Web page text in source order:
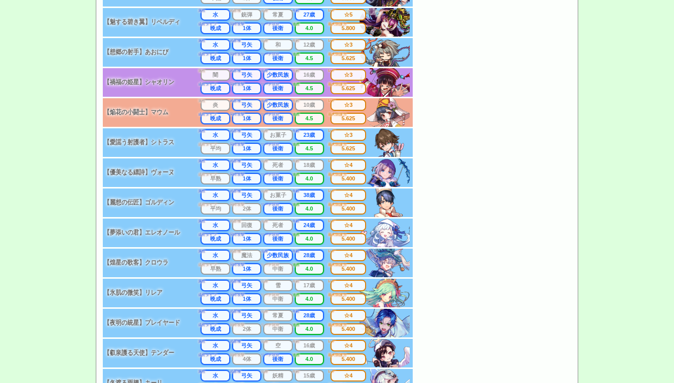
【魅する碧き翼】リベルディ
属性
水
武器種
銃弾
出身
常夏
年齢
27歳
成長タイプ
晩成
同時攻撃
1体
リーチ区分
後衛
連携
4.0
レア
☆5
最大防護力
5.800
【想郷の射手】あおにび
属性
水
武器種
弓矢
出身
和
年齢
12歳
成長タイプ
晩成
同時攻撃
1体
リーチ区分
後衛
連携
4.5
レア
☆3
最大防護力
5.625
【禍福の姫星】シャオリン
属性
闇
武器種
弓矢
出身
少数民族
年齢
16歳
成長タイプ
晩成
同時攻撃
1体
リーチ区分
後衛
連携
4.5
レア
☆3
最大防護力
5.625
【焔花の小闘士】マウム
属性
炎
武器種
弓矢
出身
少数民族
年齢
10歳
成長タイプ
晩成
同時攻撃
1体
リーチ区分
後衛
連携
4.5
レア
☆3
最大防護力
5.625
【愛謡う射護者】シトラス
属性
水
武器種
弓矢
出身
お菓子
年齢
23歳
成長タイプ
平均
同時攻撃
1体
リーチ区分
後衛
連携
4.5
レア
☆3
最大防護力
5.625
【優美なる縹詩】ヴォーヌ
属性
水
武器種
弓矢
出身
死者
年齢
18歳
成長タイプ
早熟
同時攻撃
1体
リーチ区分
後衛
連携
4.0
レア
☆4
最大防護力
5.400
【麗想の伝匠】ゴルディン
属性
水
武器種
弓矢
出身
お菓子
年齢
38歳
成長タイプ
平均
同時攻撃
2体
リーチ区分
後衛
連携
4.0
レア
☆4
最大防護力
5.400
【夢添いの君】エレオノール
属性
水
武器種
回復
出身
死者
年齢
24歳
成長タイプ
晩成
同時攻撃
1体
リーチ区分
後衛
連携
4.0
レア
☆4
最大防護力
5.400
【煌星の歌客】クロウラ
属性
水
武器種
魔法
出身
少数民族
年齢
28歳
成長タイプ
早熟
同時攻撃
1体
リーチ区分
中衛
連携
4.0
レア
☆4
最大防護力
5.400
【氷肌の微笑】リレア
属性
水
武器種
弓矢
出身
雪
年齢
17歳
成長タイプ
晩成
同時攻撃
1体
リーチ区分
中衛
連携
4.0
レア
☆4
最大防護力
5.400
【夜明の統星】プレイヤード
属性
水
武器種
弓矢
出身
常夏
年齢
28歳
成長タイプ
晩成
同時攻撃
2体
リーチ区分
中衛
連携
4.0
レア
☆4
最大防護力
5.400
【叡泉護る天使】テンダー
属性
水
武器種
弓矢
出身
空
年齢
16歳
成長タイプ
晩成
同時攻撃
4体
リーチ区分
後衛
連携
4.0
レア
☆4
最大防護力
5.400
属性
水
武器種
弓矢
出身
妖精
年齢
15歳
レア
☆4